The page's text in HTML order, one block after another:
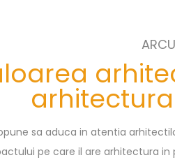
sa aduca in atentia
pe care il are arhitectura in